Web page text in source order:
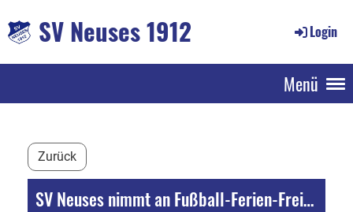
SV Neuses 1912 Login
Menü
Zurück
SV Neuses nimmt an Fußball-Ferien-Freizeit der DFB-Stiftung Egidius Braun teil